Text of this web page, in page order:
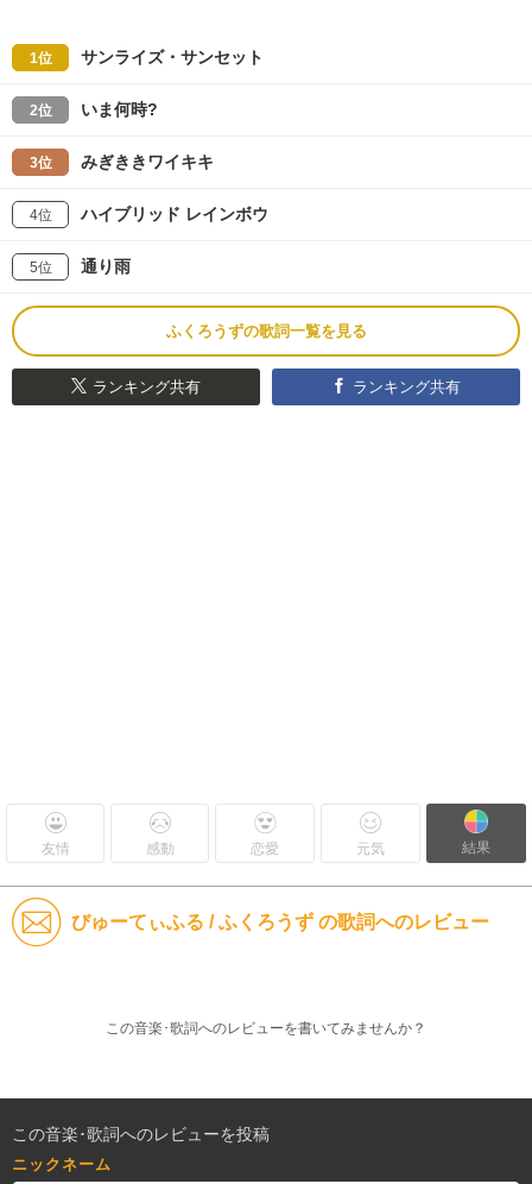
1位 サンライズ・サンセット
2位 いま何時?
3位 みぎききワイキキ
4位 ハイブリッド レインボウ
5位 通り雨
ふくろうずの歌詞一覧を見る
ランキング共有 ランキング共有
友情 感動 恋愛 元気 結果
びゅーてぃふる / ふくろうず の歌詞へのレビュー
この音楽･歌詞へのレビューを書いてみませんか？
この音楽･歌詞へのレビューを投稿
ニックネーム